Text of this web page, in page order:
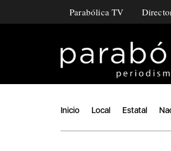
Parabólica TV
Inicio Local Estatal